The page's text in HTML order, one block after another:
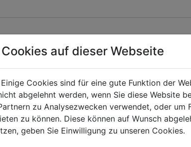
Sie auch
auf dieser Webseite
Cookies sind für eine gute Funktion der
abgelehnt werden, wenn Sie diese Website
zu Analysezwecken verwendet, oder um
zu können. Diese können auf Wunsch
geben Sie Einwilligung zu unseren Cookies.